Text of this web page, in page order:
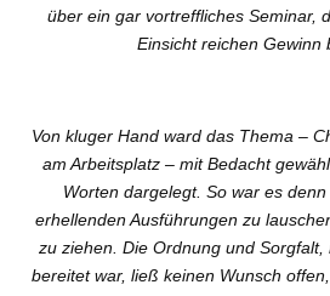
über ein gar vortreffliches Seminar,
Einsicht reichen Gewinn
Von kluger Hand ward das Thema –
am Arbeitsplatz – mit Bedacht
Worten dargelegt. So war es
erhellenden Ausführungen zu
zu ziehen. Die Ordnung und
bereitet war, ließ keinen Wunsch